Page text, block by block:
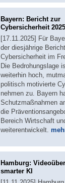
Bayern: Bericht zur
Cybersicherheit 2025
[17.11.2025] Für
der diesjährige
Cybersicherheit im
Die Bedrohungslage
weiterhin hoch,
politisch motivierte
nehmen zu. Bayern
Schutzmaßnahmen
die
Bereich Wirtschaft
weiterentwickelt.
Hamburg:
smarter KI